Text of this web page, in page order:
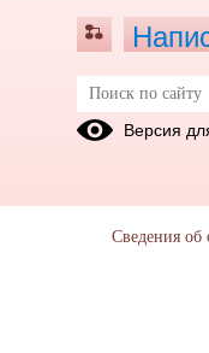
Школьная
организации
Версия
Сведения об